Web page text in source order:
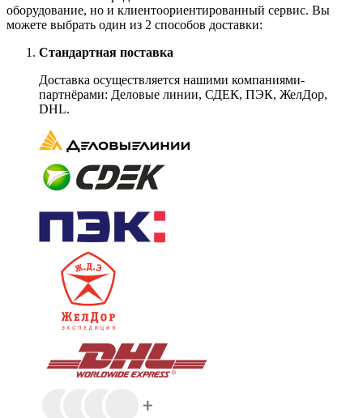
оборудование, но и клиентоориентированный сервис. Вы
можете выбрать один из 2 способов доставки:
Стандартная поставка
Доставка осуществляется нашими компаниями-
партнёрами: Деловые линии, СДЕК, ПЭК, ЖелДор,
DHL.